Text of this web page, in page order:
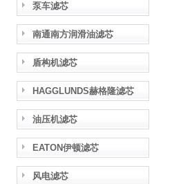
泵车滤芯
南通南方润滑油滤芯
盾构机滤芯
HAGGLUNDS赫格隆滤芯
油压机滤芯
EATON伊顿滤芯
风电滤芯